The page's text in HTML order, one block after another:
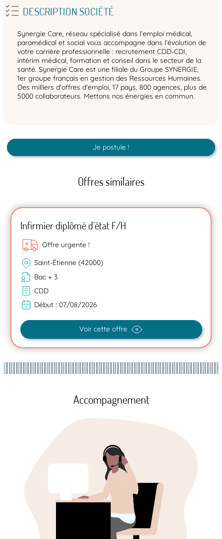
DESCRIPTION SOCIÉTÉ
Synergie Care, réseau spécialisé dans l’emploi médical,
paramédical et social vous accompagne dans l’évolution de
votre carrière professionnelle : recrutement CDD-CDI,
intérim médical, formation et conseil dans le secteur de la
santé. Synergie Care est une filiale du Groupe SYNERGIE,
1er groupe français en gestion des Ressources Humaines.
Des milliers d'offres d'emploi, 17 pays, 800 agences, plus de
5000 collaborateurs. Mettons nos énergies en commun.
Je postule !
Offres similaires
Infirmier diplômé d’état F/H
Offre urgente !
Saint-Étienne (42000)
Bac + 3
CDD
Début : 07/08/2026
Voir cette offre
Accompagnement